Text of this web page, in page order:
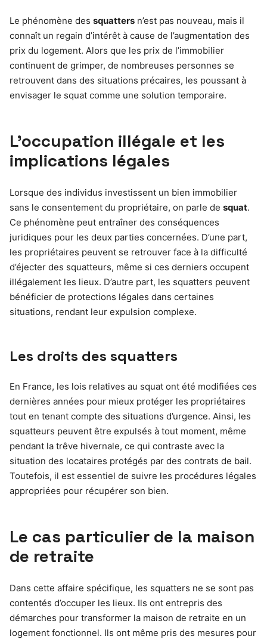
Le phénomène des squatters n’est pas nouveau, mais il
connaît un regain d’intérêt à cause de l’augmentation des
prix du logement. Alors que les prix de l’immobilier
continuent de grimper, de nombreuses personnes se
retrouvent dans des situations précaires, les poussant à
envisager le squat comme une solution temporaire.
L’occupation illégale et les
implications légales
Lorsque des individus investissent un bien immobilier
sans le consentement du propriétaire, on parle de squat.
Ce phénomène peut entraîner des conséquences
juridiques pour les deux parties concernées. D’une part,
les propriétaires peuvent se retrouver face à la difficulté
d’éjecter des squatteurs, même si ces derniers occupent
illégalement les lieux. D’autre part, les squatters peuvent
bénéficier de protections légales dans certaines
situations, rendant leur expulsion complexe.
Les droits des squatters
En France, les lois relatives au squat ont été modifiées ces
dernières années pour mieux protéger les propriétaires
tout en tenant compte des situations d’urgence. Ainsi, les
squatteurs peuvent être expulsés à tout moment, même
pendant la trêve hivernale, ce qui contraste avec la
situation des locataires protégés par des contrats de bail.
Toutefois, il est essentiel de suivre les procédures légales
appropriées pour récupérer son bien.
Le cas particulier de la maison
de retraite
Dans cette affaire spécifique, les squatters ne se sont pas
contentés d’occuper les lieux. Ils ont entrepris des
démarches pour transformer la maison de retraite en un
logement fonctionnel. Ils ont même pris des mesures pour